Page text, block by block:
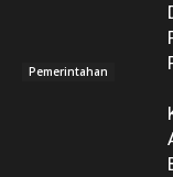
Pemerintahan